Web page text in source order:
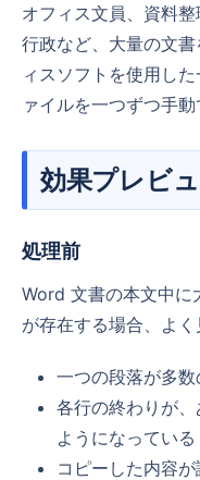
オフィス文員、資料整理担当者、編集者、教師、法務、
行政など、大量の文
ィスソフトを使用し
ァイルを一つずつ手
効果プレビ
処理前
Word 文書の本文中に大量のハードリターン改行コード
が存在する場合、よく
一つの段落が多
各行の終わりが
ようになっている
コピーした内容